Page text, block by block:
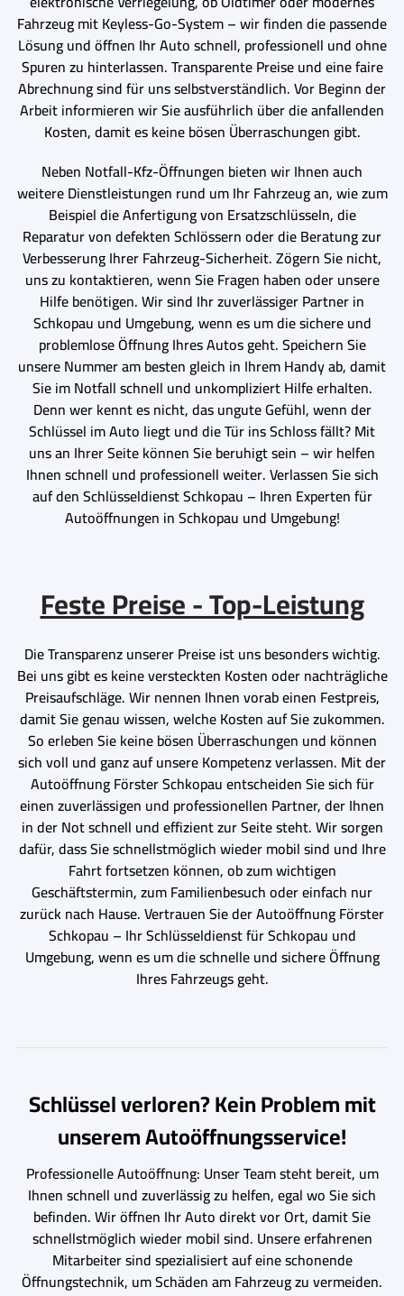
Fahrzeug mit Keyless-Go-System – wir finden die passende
Lösung und öffnen Ihr Auto schnell, professionell und ohne
Spuren zu hinterlassen. Transparente Preise und eine faire
Abrechnung sind für uns selbstverständlich. Vor Beginn der
Arbeit informieren wir Sie ausführlich über die anfallenden
Kosten, damit es keine bösen Überraschungen gibt.
Neben Notfall-Kfz-Öffnungen bieten wir Ihnen auch
weitere Dienstleistungen rund um Ihr Fahrzeug an, wie zum
Beispiel die Anfertigung von Ersatzschlüsseln, die
Reparatur von defekten Schlössern oder die Beratung zur
Verbesserung Ihrer Fahrzeug-Sicherheit. Zögern Sie nicht,
uns zu kontaktieren, wenn Sie Fragen haben oder unsere
Hilfe benötigen. Wir sind Ihr zuverlässiger Partner in
Schkopau und Umgebung, wenn es um die sichere und
problemlose Öffnung Ihres Autos geht. Speichern Sie
unsere Nummer am besten gleich in Ihrem Handy ab, damit
Sie im Notfall schnell und unkompliziert Hilfe erhalten.
Denn wer kennt es nicht, das ungute Gefühl, wenn der
Schlüssel im Auto liegt und die Tür ins Schloss fällt? Mit
uns an Ihrer Seite können Sie beruhigt sein – wir helfen
Ihnen schnell und professionell weiter. Verlassen Sie sich
auf den Schlüsseldienst Schkopau – Ihren Experten für
Autoöffnungen in Schkopau und Umgebung!
Feste Preise - Top-Leistung
Die Transparenz unserer Preise ist uns besonders wichtig.
Bei uns gibt es keine versteckten Kosten oder nachträgliche
Preisaufschläge. Wir nennen Ihnen vorab einen Festpreis,
damit Sie genau wissen, welche Kosten auf Sie zukommen.
So erleben Sie keine bösen Überraschungen und können
sich voll und ganz auf unsere Kompetenz verlassen. Mit der
Autoöffnung Förster Schkopau entscheiden Sie sich für
einen zuverlässigen und professionellen Partner, der Ihnen
in der Not schnell und effizient zur Seite steht. Wir sorgen
dafür, dass Sie schnellstmöglich wieder mobil sind und Ihre
Fahrt fortsetzen können, ob zum wichtigen
Geschäftstermin, zum Familienbesuch oder einfach nur
zurück nach Hause. Vertrauen Sie der Autoöffnung Förster
Schkopau – Ihr Schlüsseldienst für Schkopau und
Umgebung, wenn es um die schnelle und sichere Öffnung
Ihres Fahrzeugs geht.
Schlüssel verloren? Kein Problem mit
unserem Autoöffnungsservice!
Professionelle Autoöffnung: Unser Team steht bereit, um
Ihnen schnell und zuverlässig zu helfen, egal wo Sie sich
befinden. Wir öffnen Ihr Auto direkt vor Ort, damit Sie
schnellstmöglich wieder mobil sind. Unsere erfahrenen
Mitarbeiter sind spezialisiert auf eine schonende
Öffnungstechnik, um Schäden am Fahrzeug zu vermeiden.